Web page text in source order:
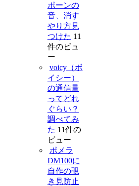
ポーンの
音、消す
やり方見
つけた 11
件のビュ
ー
voicy（ボ
イシー）
の通信量
ってどれ
ぐらい？
調べてみ
た 11件の
ビュー
ポメラ
DM100に
自作の覗
き見防止